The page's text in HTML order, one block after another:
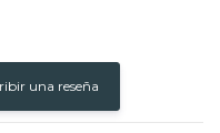
una reseña